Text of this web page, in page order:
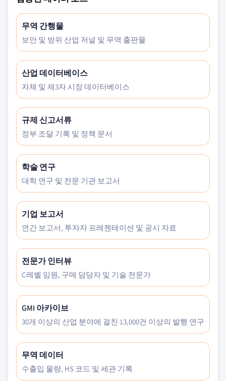
무역 간행물
보안 및 방위 산업 저널 및 무역 출판물
산업 데이터베이스
자체 및 제3자 시장 데이터베이스
규제 신고서류
정부 조달 기록 및 정책 문서
학술 연구
대학 연구 및 전문 기관 보고서
기업 보고서
연간 보고서, 투자자 프레젠테이션 및 공시 자료
전문가 인터뷰
C레벨 임원, 구매 담당자 및 기술 전문가
GMI 아카이브
30개 이상의 산업 분야에 걸친 13,000건 이상의 발행 연구
무역 데이터
수출입 물량, HS 코드 및 세관 기록